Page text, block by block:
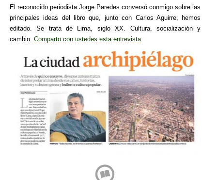
El reconocido periodista Jorge Paredes conversó conmigo sobre las
principales ideas del libro que, junto con Carlos Aguirre, hemos
editado. Se trata de Lima, siglo XX. Cultura, socialización y
cambio. Comparto con ustedes esta entrevista.